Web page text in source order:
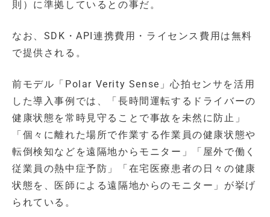
則）に準拠しているとの事だ。
なお、SDK・API連携費用・ライセンス費用は無料
で提供される。
前モデル「Polar Verity Sense」心拍センサを活用
した導入事例では、「長時間運転するドライバーの
健康状態を常時見守ることで事故を未然に防止」
「個々に離れた場所で作業する作業員の健康状態や
転倒検知などを遠隔地からモニター」「屋外で働く
従業員の熱中症予防」「在宅医療患者の日々の健康
状態を、医師による遠隔地からのモニター」が挙げ
られている。